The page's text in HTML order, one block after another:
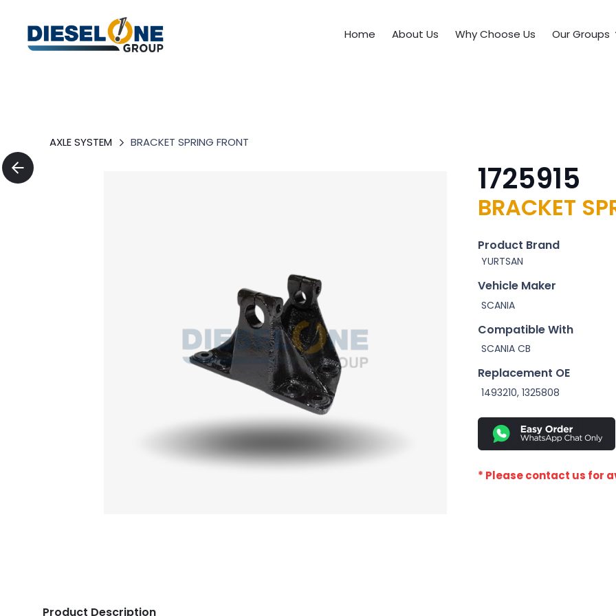
Home About Us Why Choose Us Our Groups
AXLE SYSTEM BRACKET SPRING FRONT
1725915
BRACKET
Product Brand
YURTSAN
Vehicle Maker
SCANIA
Compatible With
SCANIA CB
Replacement OE
1493210, 1325808
* Please contact us for
Product Description